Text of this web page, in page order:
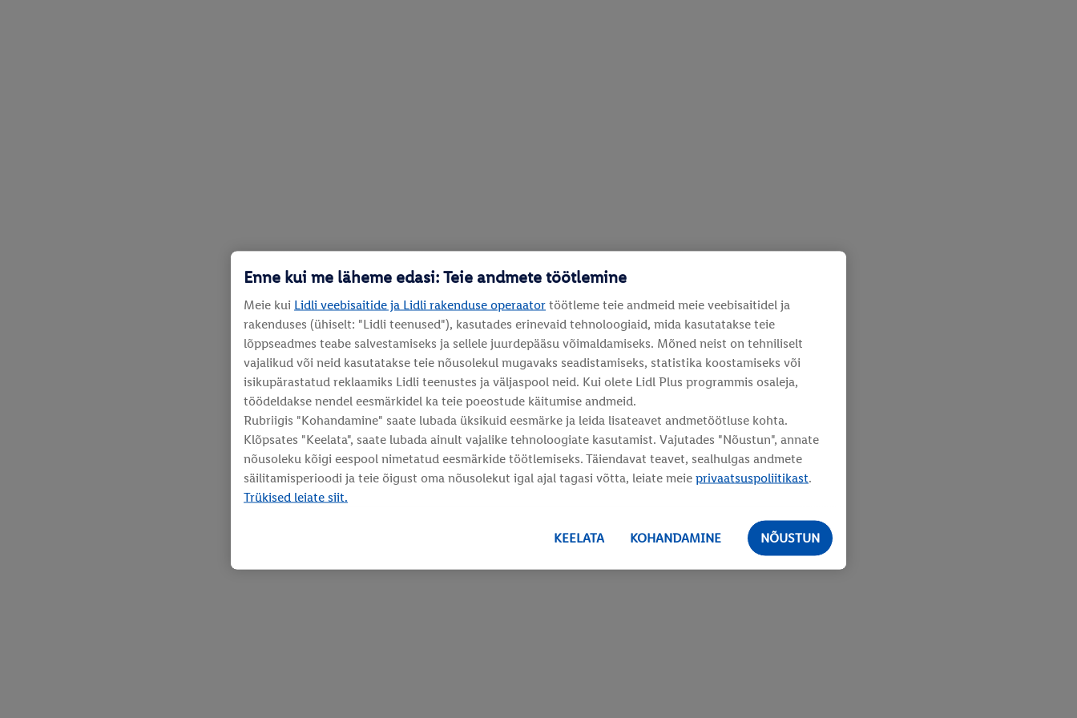
Enne kui me läheme edasi: Teie andmete töötlemine
Meie kui Lidli veebisaitide ja Lidli rakenduse operaator töötleme teie andmeid meie veebisaitidel ja
rakenduses (ühiselt: "Lidli teenused"), kasutades erinevaid tehnoloogiaid, mida kasutatakse teie
lõppseadmes teabe salvestamiseks ja sellele juurdepääsu võimaldamiseks. Mõned neist on tehniliselt
vajalikud või neid kasutatakse teie nõusolekul mugavaks seadistamiseks, statistika koostamiseks või
isikupärastatud reklaamiks Lidli teenustes ja väljaspool neid. Kui olete Lidl Plus programmis osaleja,
töödeldakse nendel eesmärkidel ka teie poeostude käitumise andmeid.
Rubriigis "Kohandamine" saate lubada üksikuid eesmärke ja leida lisateavet andmetöötluse kohta.
Klõpsates "Keelata", saate lubada ainult vajalike tehnoloogiate kasutamist. Vajutades "Nõustun", annate
nõusoleku kõigi eespool nimetatud eesmärkide töötlemiseks. Täiendavat teavet, sealhulgas andmete
säilitamisperioodi ja teie õigust oma nõusolekut igal ajal tagasi võtta, leiate meie privaatsuspoliitikast.
Trükised leiate siit.
KEELATA KOHANDAMINE NÕUSTUN